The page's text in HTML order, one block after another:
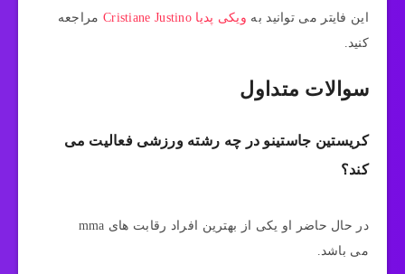
این فایتر می توانید به ویکی پدیا Cristiane Justino
مراجعه
کنید.
سوالات متداول
کریستین جاستینو در چه رشته ورزشی فعالیت می
کند؟
در حال حاضر او یکی از بهترین افراد رقابت های mma
می باشد.